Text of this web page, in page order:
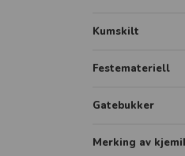
Rollup
FHI plakater
Kumskilt
Festemateriell
Gatebukker
Merking av